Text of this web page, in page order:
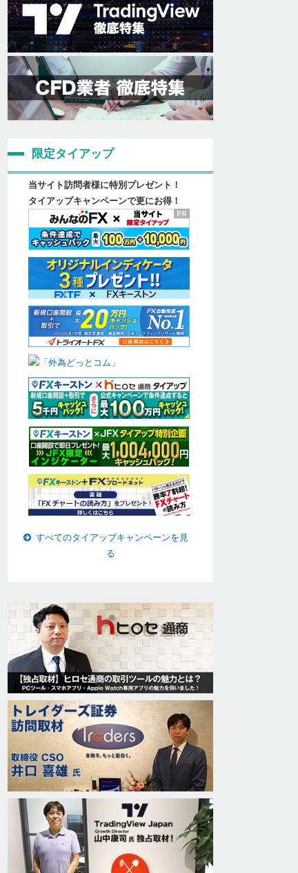
限定タイアップ
当サイト訪問者様に特別プレゼント！
タイアップキャンペーンで更にお得！
すべてのタイアップキャンペーンを見
る